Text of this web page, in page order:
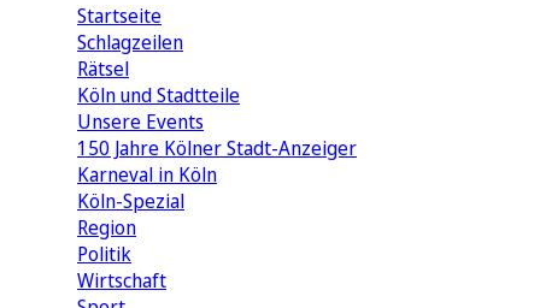
Startseite
Schlagzeilen
Rätsel
Köln und Stadtteile
Unsere Events
150 Jahre Kölner Stadt-Anzeiger
Karneval in Köln
Köln-Spezial
Region
Politik
Wirtschaft